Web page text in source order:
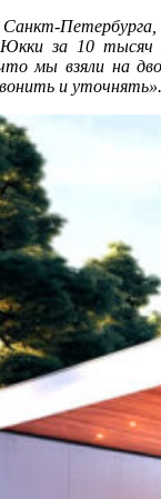
Юкки за 10 тысяч
мы взяли на
и уточнять».